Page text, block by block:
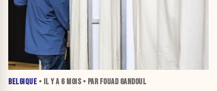
BELGIQUE • IL Y A 6 MOIS• PAR FOUAD GANDOUL